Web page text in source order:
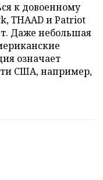
к довоенному
THAAD и Patriot
Даже небольшая
означает
США, например,